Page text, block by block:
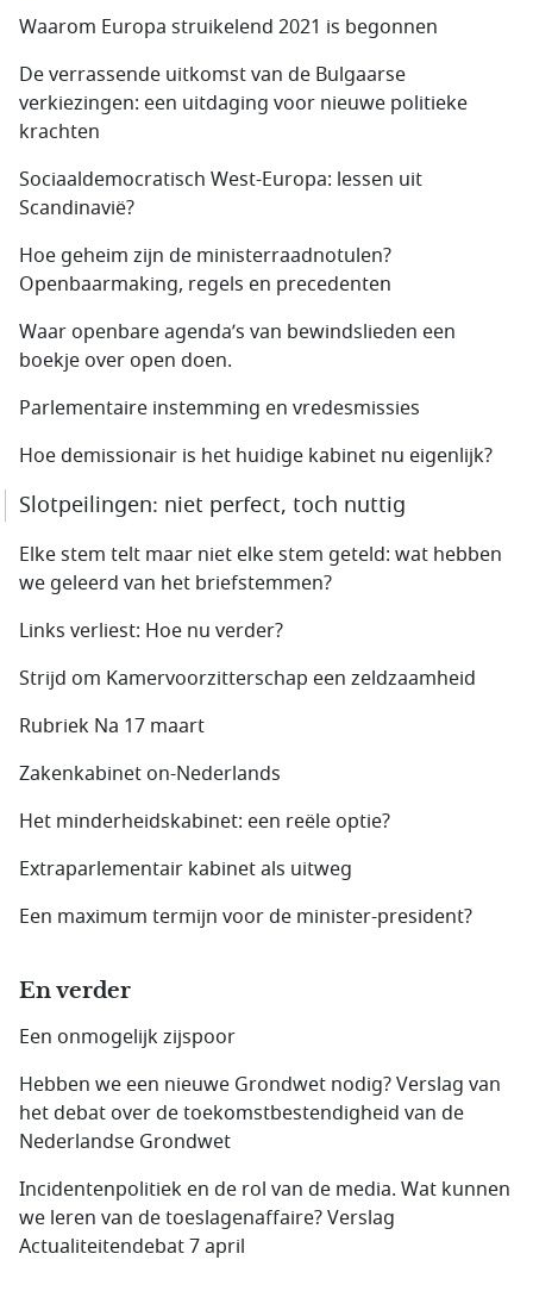
Waarom Europa struikelend 2021 is begonnen
De verrassende uitkomst van de Bulgaarse
verkiezingen: een uitdaging voor nieuwe politieke
krachten
Sociaaldemocratisch West-Europa: lessen uit
Scandinavië?
Hoe geheim zijn de ministerraadnotulen?
Openbaarmaking, regels en precedenten
Waar openbare agenda’s van bewindslieden een
boekje over open doen.
Parlementaire instemming en vredesmissies
Hoe demissionair is het huidige kabinet nu eigenlijk?
Slotpeilingen: niet perfect, toch nuttig
Elke stem telt maar niet elke stem geteld: wat hebben
we geleerd van het briefstemmen?
Links verliest: Hoe nu verder?
Strijd om Kamervoorzitterschap een zeldzaamheid
Rubriek Na 17 maart
Zakenkabinet on-Nederlands
Het minderheidskabinet: een reële optie?
Extraparlementair kabinet als uitweg
Een maximum termijn voor de minister-president?
En verder
Een onmogelijk zijspoor
Hebben we een nieuwe Grondwet nodig? Verslag van
het debat over de toekomstbestendigheid van de
Nederlandse Grondwet
Incidentenpolitiek en de rol van de media. Wat kunnen
we leren van de toeslagenaffaire? Verslag
Actualiteitendebat 7 april